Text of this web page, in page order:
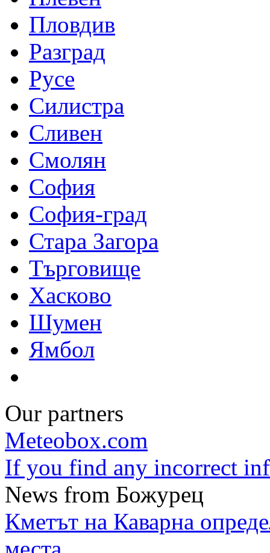
Пловдив
Разград
Русе
Силистра
Сливен
Смолян
София
София-град
Стара Загора
Търговище
Хасково
Шумен
Ямбол
Our partners
Meteobox.com
If you find any incorrect
News from Божурец
Кметът на Каварна